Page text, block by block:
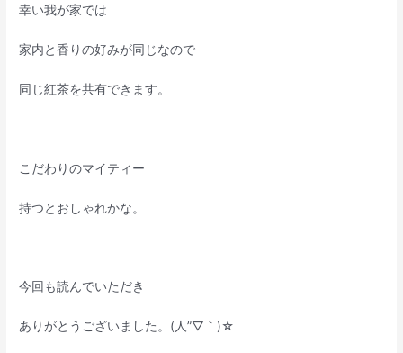
幸い我が家では
家内と香りの好みが同じなので
同じ紅茶を共有できます。
こだわりのマイティー
持つとおしゃれかな。
今回も読んでいただき
ありがとうございました。(人”▽｀)☆